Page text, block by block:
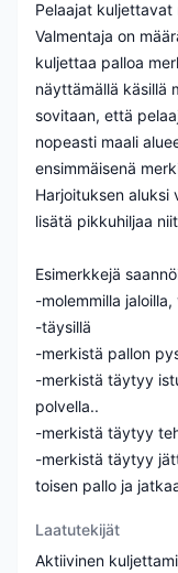
Pelaajat kuljettavat
Valmentaja on
kuljettaa palloa
näyttämällä käsillä
sovitaan, että
nopeasti maali
ensimmäisenä
Harjoituksen aluksi
lisätä pikkuhiljaa
Esimerkkejä
-molemmilla
-täysillä
-merkistä pallon
-merkistä täytyy
polvella..
-merkistä täytyy
-merkistä täytyy
toisen pallo ja
Laatutekijät
Aktiivinen